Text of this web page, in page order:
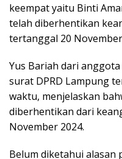
keempat yaitu Binti
telah diberhentikan
tertanggal 20
Yus Bariah dari
surat DPRD Lampung
waktu, menjelaskan
diberhentikan dari
November 2024.
Belum diketahui alasan